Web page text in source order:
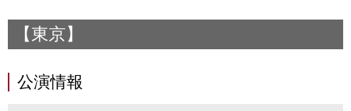
【東京】
公演情報